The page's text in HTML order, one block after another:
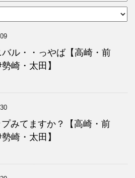
バル・・っやば【高崎・前
崎・太田】
みてますか？【高崎・前
崎・太田】